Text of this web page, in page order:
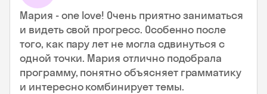
Мария - one love! Очень приятно заниматься
и видеть свой прогресс. Особенно после
того, как пару лет не могла сдвинуться с
одной точки. Мария отлично подобрала
программу, понятно объясняет грамматику
и интересно комбинирует темы.